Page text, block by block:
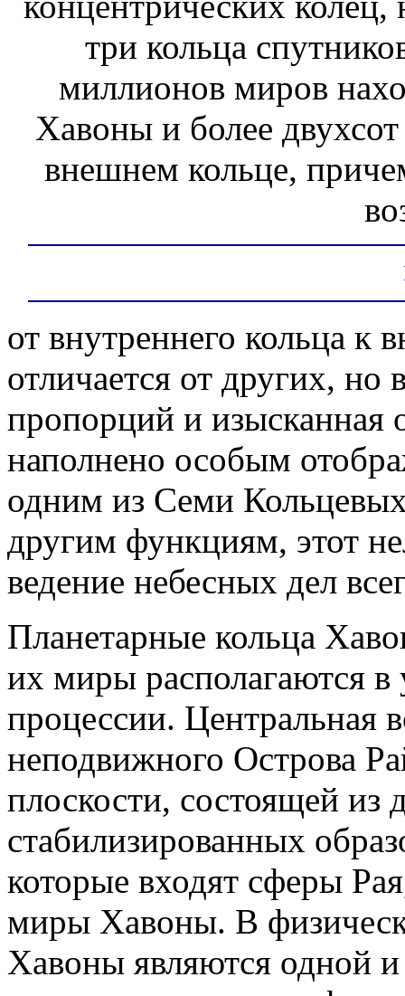
три кольца
миллионов миров
Хавоны и более
внешнем кольце,
от внутреннего кольца к
отличается от других,
пропорций и изысканная
наполнено особым
одним из Семи
другим функциям, этот
ведение небесных дел
Планетарные кольца
их миры располагаются
процессии. Центральная
неподвижного Острова
плоскости, состоящей из
стабилизированных
которые входят сферы
миры Хавоны. В
Хавоны являются одной